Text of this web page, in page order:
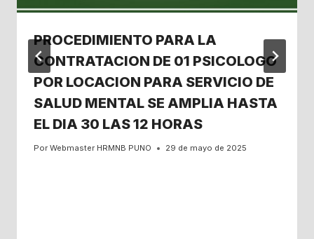
PROCEDIMIENTO PARA LA
CONTRATACION DE 01 PSICOLOGO
POR LOCACION PARA SERVICIO DE
SALUD MENTAL SE AMPLIA HASTA
EL DIA 30 LAS 12 HORAS
Por Webmaster HRMNB PUNO 29 de mayo de 2025